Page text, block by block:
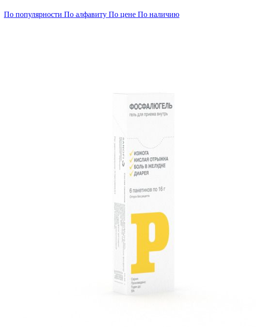
По популярности По алфавиту По цене По наличию